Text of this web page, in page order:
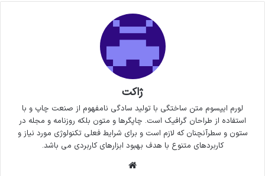
ژاکت
لورم ایپسوم متن ساختگی با تولید سادگی نامفهوم از صنعت چاپ و با
استفاده از طراحان گرافیک است. چاپگرها و متون بلکه روزنامه و مجله در
ستون و سطرآنچنان که لازم است و برای شرایط فعلی تکنولوژی مورد نیاز و
کاربردهای متنوع با هدف بهبود ابزارهای کاربردی می باشد.